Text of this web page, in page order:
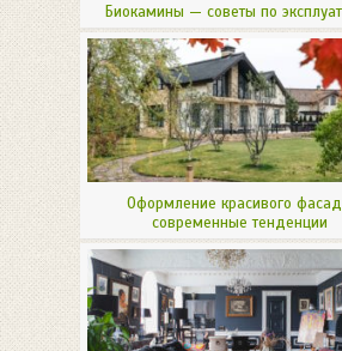
Биокамины — советы по
Оформление красивого
современные тенденции